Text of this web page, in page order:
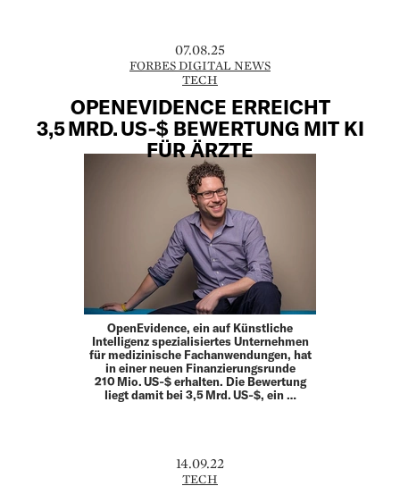
07.08.25
FORBES DIGITAL NEWS
TECH
OPENEVIDENCE ERREICHT
3,5 MRD. US‑$ BEWERTUNG MIT KI
FÜR ÄRZTE
OpenEvidence, ein auf Künstliche
Intelligenz spezialisiertes Unternehmen
für medizinische Fachanwendungen, hat
in einer neuen Finanzierungsrunde
210 Mio. US‑$ erhalten. Die Bewertung
liegt damit bei 3,5 Mrd. US‑$, ein …
14.09.22
TECH